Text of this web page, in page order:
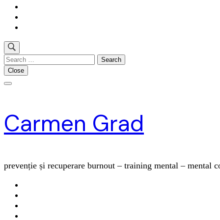
Search
for:
Close
Carmen Grad
prevenție și recuperare burnout – training mental – mental